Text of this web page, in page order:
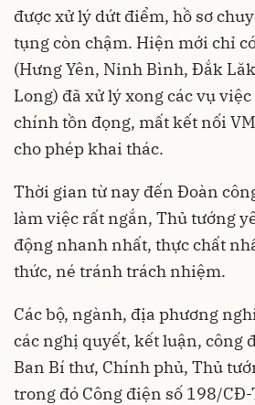
được xử lý dứt điểm, hồ sơ
tụng còn chậm. Hiện mới chỉ
(Hưng Yên, Ninh Bình, Đắk
Long) đã xử lý xong các vụ
chính tồn đọng, mất kết nối
cho phép khai thác.
Thời gian từ nay đến Đoàn
làm việc rất ngắn, Thủ tướng
động nhanh nhất, thực chất
thức, né tránh trách nhiệm.
Các bộ, ngành, địa phương
các nghị quyết, kết luận, công
Ban Bí thư, Chính phủ, Thủ
trong đó Công điện số 198/